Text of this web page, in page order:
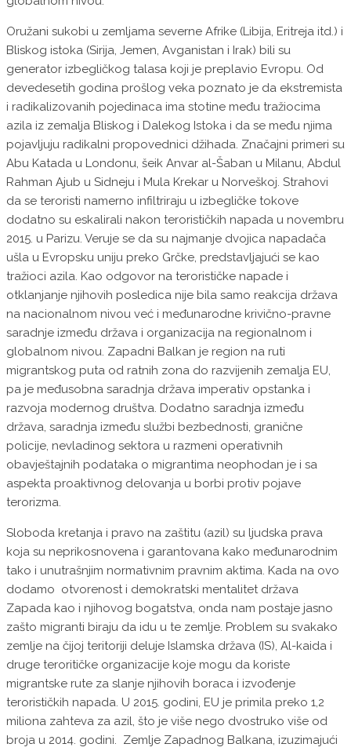
Oružani sukobi u zemljama severne Afrike (Libija, Eritreja itd.) i
Bliskog istoka (Sirija, Jemen, Avganistan i Irak) bili su
generator izbegličkog talasa koji je preplavio Evropu. Od
devedesetih godina prošlog veka poznato je da ekstremista
i radikalizovanih pojedinaca ima stotine među tražiocima
azila iz zemalja Bliskog i Dalekog Istoka i da se među njima
pojavljuju radikalni propovednici džihada. Značajni primeri su
Abu Katada u Londonu, šeik Anvar al-Šaban u Milanu, Abdul
Rahman Ajub u Sidneju i Mula Krekar u Norveškoj. Strahovi
da se teroristi namerno infiltriraju u izbegličke tokove
dodatno su eskalirali nakon terorističkih napada u novembru
2015. u Parizu. Veruje se da su najmanje dvojica napadača
ušla u Evropsku uniju preko Grčke, predstavljajući se kao
tražioci azila. Kao odgovor na terorističke napade i
otklanjanje njihovih posledica nije bila samo reakcija država
na nacionalnom nivou već i međunarodne krivično-pravne
saradnje između država i organizacija na regionalnom i
globalnom nivou. Zapadni Balkan je region na ruti
migrantskog puta od ratnih zona do razvijenih zemalja EU,
pa je međusobna saradnja država imperativ opstanka i
razvoja modernog društva. Dodatno saradnja između
država, saradnja između službi bezbednosti, granične
policije, nevladinog sektora u razmeni operativnih
obavještajnih podataka o migrantima neophodan je i sa
aspekta proaktivnog delovanja u borbi protiv pojave
terorizma.
Sloboda kretanja i pravo na zaštitu (azil) su ljudska prava
koja su neprikosnovena i garantovana kako međunarodnim
tako i unutrašnjim normativnim pravnim aktima. Kada na ovo
dodamo otvorenost i demokratski mentalitet država
Zapada kao i njihovog bogatstva, onda nam postaje jasno
zašto migranti biraju da idu u te zemlje. Problem su svakako
zemlje na čijoj teritoriji deluje Islamska država (IS), Al-kaida i
druge teroritičke organizacije koje mogu da koriste
migrantske rute za slanje njihovih boraca i izvođenje
terorističkih napada. U 2015. godini, EU je primila preko 1,2
miliona zahteva za azil, što je više nego dvostruko više od
broja u 2014. godini. Zemlje Zapadnog Balkana, izuzimajući